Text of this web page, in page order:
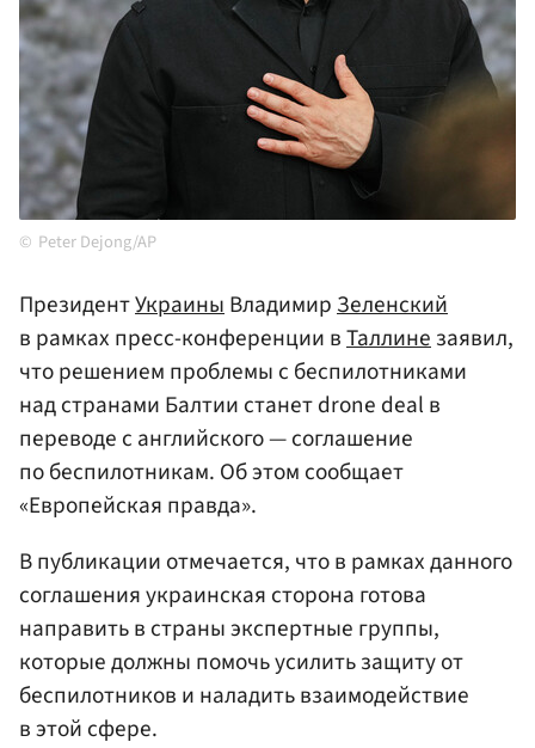
Peter Dejong/AP
ПрезидентУкраиныВладимирЗеленский
в рамках пресс-конференции вТаллинезаявил,
что решением проблемы с беспилотниками
над странами Балтии станет drone deal в
переводе с английского — соглашение
по беспилотникам. Об этом сообщает
«Европейская правда».
В публикации отмечается, что в рамках данного
соглашения украинская сторона готова
направить в страны экспертные группы,
которые должны помочь усилить защиту от
беспилотников и наладить взаимодействие
в этой сфере.